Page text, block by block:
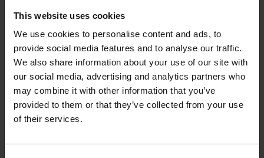
This website uses cookies
We use cookies to personalise content and ads, to
provide social media features and to analyse our traffic.
We also share information about your use of our site with
our social media, advertising and analytics partners who
may combine it with other information that you’ve
provided to them or that they’ve collected from your use
of their services.